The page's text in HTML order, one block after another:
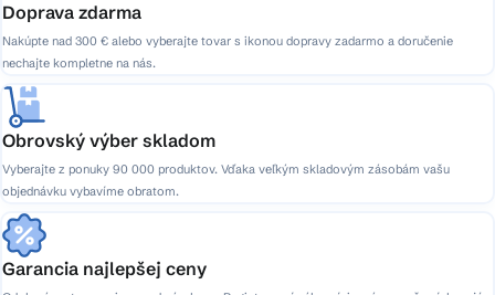
Doprava zdarma
Nakúpte nad 300 € alebo vyberajte tovar s ikonou dopravy zadarmo a doručenie
nechajte kompletne na nás.
Obrovský výber skladom
Vyberajte z ponuky 90 000 produktov. Vďaka veľkým skladovým zásobám vašu
objednávku vybavíme obratom.
Garancia najlepšej ceny